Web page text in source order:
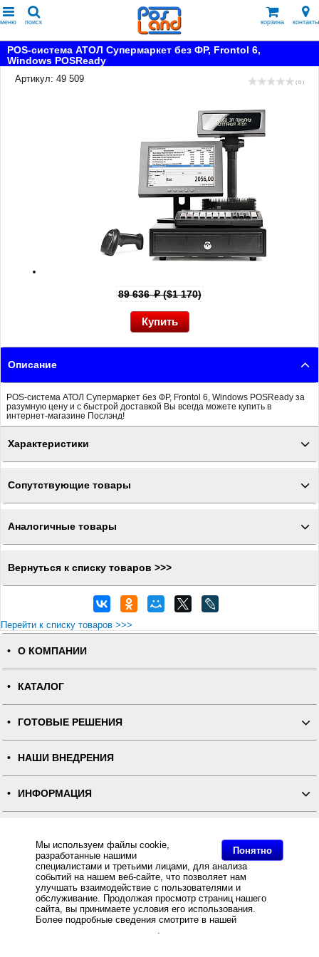
Понятно
Мы используем файлы cookie,
разработанные нашими
специалистами и третьими лицами, для анализа
событий на нашем веб-сайте, что позволяет нам
улучшать взаимодействие с пользователями и
обслуживание. Продолжая просмотр страниц нашего
сайта, вы принимаете условия его использования.
Более подробные сведения смотрите в нашей
.
меню поиск корзина контакты
POS-система АТОЛ Супермаркет без ФР, Frontol 6,
Windows POSReady
Артикул: 49 509
( 0 )
89 636p($1 170)
Описание
POS-система АТОЛ Супермаркет без ФР, Frontol 6, Windows POSReady за
разумную цену и с быстрой доставкой Вы всегда можете купить в
интернет-магазине Послэнд!
Характеристики
Сопутствующие товары
Аналогичные товары
Вернуться к списку товаров >>>
Перейти к списку товаров >>>
О КОМПАНИИ
КАТАЛОГ
ГОТОВЫЕ РЕШЕНИЯ
НАШИ ВНЕДРЕНИЯ
ИНФОРМАЦИЯ
ПОЛНАЯ ВЕРСИЯ
Интернет-магазин "ПОСЛЭНД" - торгового оборудования, оборудования для автоматизации общепита и
торговли, расходных материалов
Все права защищены, ООО "ПОСЛЭНД" © 2008-2026.
Политика конфиденциальности
Основное: POS-система АТОЛ Супермаркет без ФР, Frontol 6, Windows POSReady, POS-система АТОЛ
Супермаркет без ФР, Frontol 6, Windows POSReady купить с доставкой по всей России, самовывоз из